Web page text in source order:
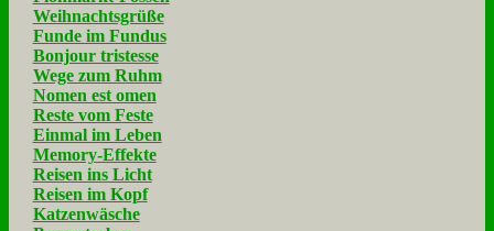
Weihnachtsgrüße
Funde im Fundus
Bonjour tristesse
Wege zum Ruhm
Nomen est omen
Reste vom Feste
Einmal im Leben
Memory-Effekte
Reisen ins Licht
Reisen im Kopf
Katzenwäsche